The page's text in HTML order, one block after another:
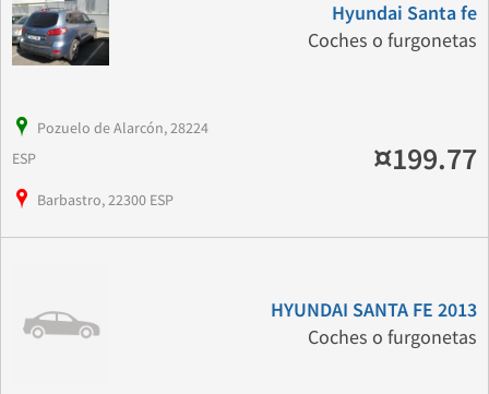
Hyundai Santa fe
Coches o furgonetas
Pozuelo de Alarcón, 28224
ESP
Barbastro, 22300 ESP
¤199.77
HYUNDAI SANTA FE 2013
Coches o furgonetas